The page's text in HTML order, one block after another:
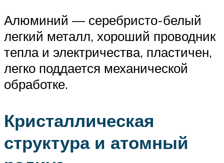
Алюминий — серебристо-белый
легкий металл, хороший проводник
тепла и электричества, пластичен,
легко поддается механической
обработке.
Кристаллическая
структура и атомный